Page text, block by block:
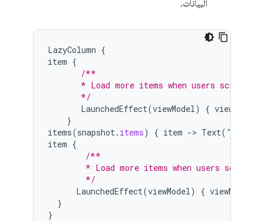
البيانات.
LazyColumn {
item {
/**
* Load more items when users scroll
       */
LaunchedEffect(viewModel) { viewModel
}
items(snapshot. items) { item -> Text( "Item:
item {
/**
* Load more items when users scroll
        */
LaunchedEffect(viewModel) { viewModel
}
}